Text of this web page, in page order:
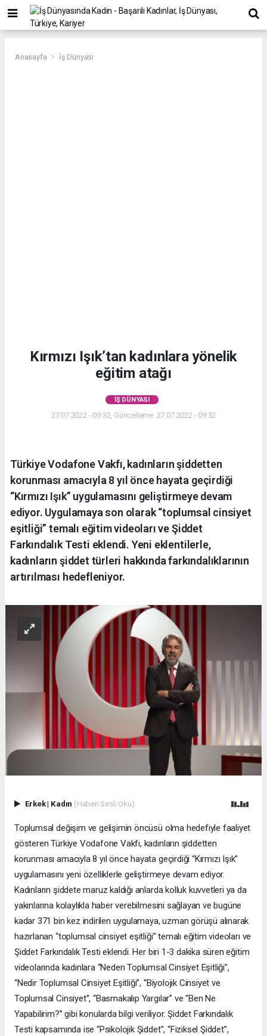
Anasayfa İş Dünyası
Kırmızı Işık’tan kadınlara yönelik
eğitim atağı
İŞ DÜNYASI
27.07.2022 - 09:32, Güncelleme: 27.07.2022 - 09:32
Türkiye Vodafone Vakfı, kadınların şiddetten
korunması amacıyla 8 yıl önce hayata geçirdiği
“Kırmızı Işık” uygulamasını geliştirmeye devam
ediyor. Uygulamaya son olarak “toplumsal cinsiyet
eşitliği” temalı eğitim videoları ve Şiddet
Farkındalık Testi eklendi. Yeni eklentilerle,
kadınların şiddet türleri hakkında farkındalıklarının
artırılması hedefleniyor.
Erkek| Kadın (Haberi Sesli Oku)
Toplumsal değişim ve gelişimin öncüsü olma hedefiyle faaliyet
gösteren Türkiye Vodafone Vakfı, kadınların şiddetten
korunması amacıyla 8 yıl önce hayata geçirdiği “Kırmızı Işık”
uygulamasını yeni özelliklerle geliştirmeye devam ediyor.
Kadınların şiddete maruz kaldığı anlarda kolluk kuvvetleri ya da
yakınlarına kolaylıkla haber verebilmesini sağlayan ve bugüne
kadar 371 bin kez indirilen uygulamaya, uzman görüşü alınarak
hazırlanan “toplumsal cinsiyet eşitliği” temalı eğitim videoları ve
Şiddet Farkındalık Testi eklendi. Her biri 1-3 dakika süren eğitim
videolarında kadınlara “Neden Toplumsal Cinsiyet Eşitliği”,
“Nedir Toplumsal Cinsiyet Eşitliği”, “Biyolojik Cinsiyet ve
Toplumsal Cinsiyet”, “Basmakalıp Yargılar” ve “Ben Ne
Yapabilirim?” gibi konularda bilgi veriliyor. Şiddet Farkındalık
Testi kapsamında ise “Psikolojik Şiddet”, “Fiziksel Şiddet”,